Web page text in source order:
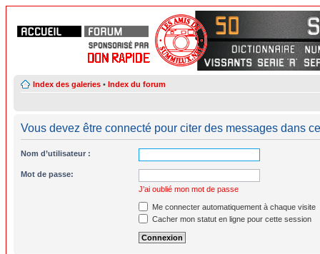
Index des galeries • Index du forum
Vous devez être connecté pour citer des messages dans
Nom d’utilisateur :
Mot de passe:
J’ai oublié mon mot de passe
Me connecter automatiquement à chaque visite
Cacher mon statut en ligne pour cette session